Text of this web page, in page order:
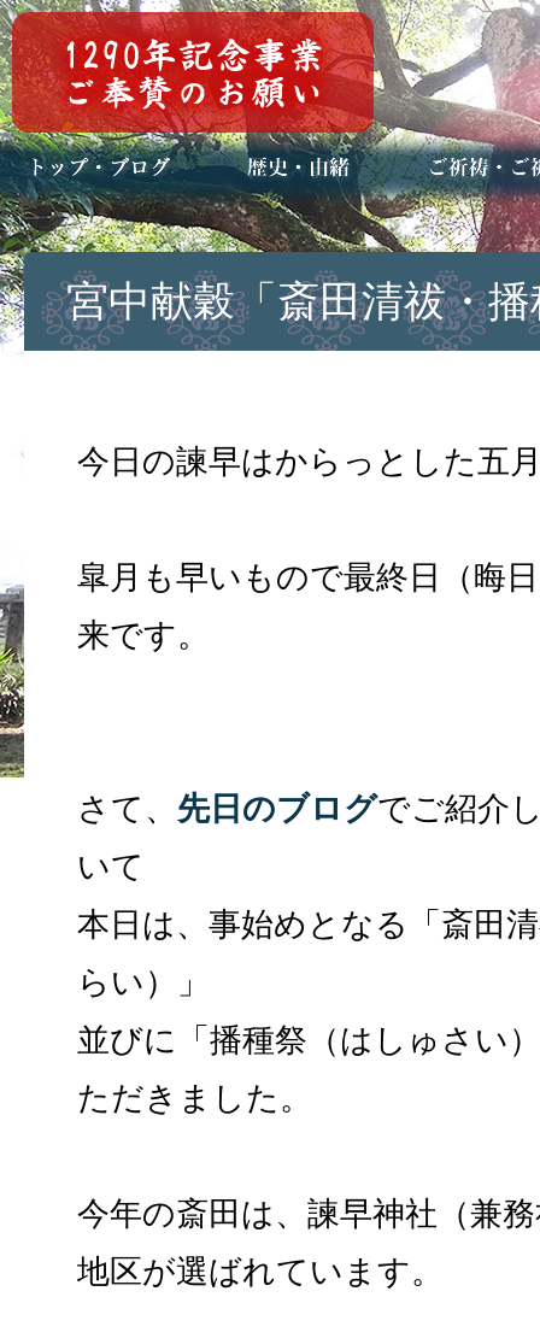
トップページ
ブログ(日々八百万)
お知らせ一覧 歴史・ご祭神
年中行事
メディア掲載 ご祈祷・ご祈
安産祈願
初宮参り
七五三詣
長寿のお祝い
神前結婚式
厄祓い・方位
車のお祓い
地鎮祭
神葬祭（神式
宮中献穀「斎田清祓・
今日の諫早はからっとした五
皐月も早いもので最終日（晦
来です。
さて、 先日のブログでご紹介
いて
本日は、事始めとなる「斎田
らい）」
並びに「播種祭（はしゅさい
ただきました。
今年の斎田は、諫早神社（兼
地区が選ばれています。